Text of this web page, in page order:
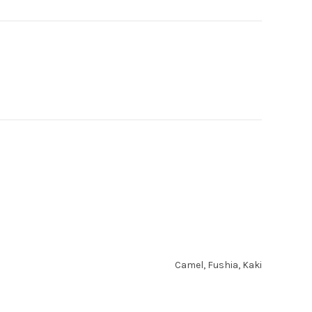
Camel, Fushia, Kaki